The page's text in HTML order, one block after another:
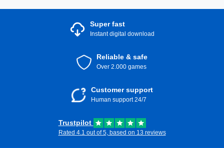
Super fast
Instant digital download
Reliable & safe
Over 2.000 games
Customer support
Human support 24/7
Trustpilot
Rated 4.1 out of 5, based on 13 reviews